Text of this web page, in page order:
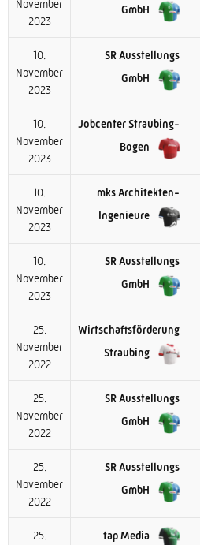
November
2023
GmbH
10.
November
2023
SR Ausstellungs
GmbH
10.
November
2023
Jobcenter Straubing-
Bogen
10.
November
2023
mks Architekten-
Ingenieure
10.
November
2023
SR Ausstellungs
GmbH
25.
November
2022
Wirtschaftsförderung
Straubing
25.
November
2022
SR Ausstellungs
GmbH
25.
November
2022
SR Ausstellungs
GmbH
25.
tap Media